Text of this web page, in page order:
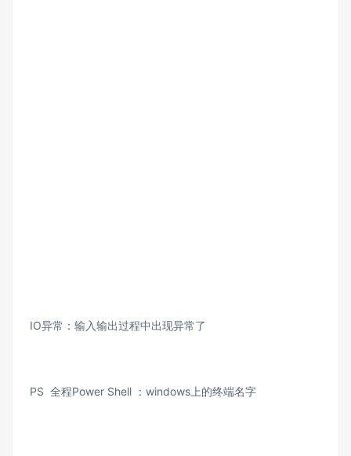
IO异常：输入输出过程中出现异常了
PS 全程Power Shell ：windows上的终端名字